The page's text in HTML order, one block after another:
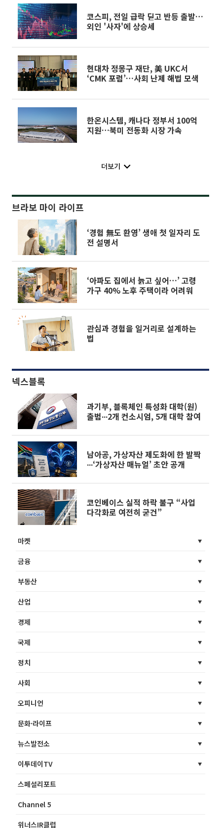
코스피, 전일 급락 딛고 반등 출발…
외인 '사자'에 상승세
현대차 정몽구 재단, 美 UKC서
‘CMK 포럼’…사회 난제 해법 모색
한온시스템, 캐나다 정부서 100억
지원…북미 전동화 시장 가속
더보기
브라보 마이 라이프
‘경험 無도 환영’ 생애 첫 일자리 도
전 설명서
‘아파도 집에서 늙고 싶어…’ 고령
가구 40% 노후 주택이라 어려워
관심과 경험을 일거리로 설계하는
법
넥스블록
과기부, 블록체인 특성화 대학(원)
출범∙∙∙2개 컨소시엄, 5개 대학 참여
남아공, 가상자산 제도화에 한 발짝
∙∙∙‘가상자산 매뉴얼’ 초안 공개
코인베이스 실적 하락 불구 “사업
다각화로 여전히 굳건”
마켓
금융
부동산
산업
경제
국제
정치
사회
오피니언
문화·라이프
뉴스발전소
이투데이TV
스페셜리포트
Channel 5
위너스IR클럽